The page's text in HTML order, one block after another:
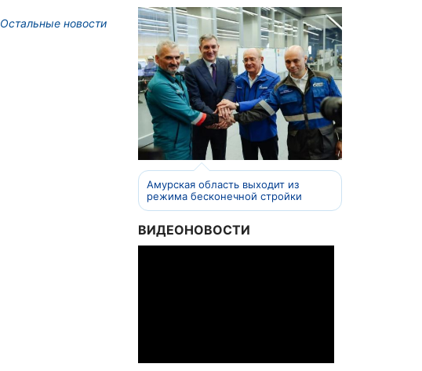
Остальные новости
Амурская область выходит из
режима бесконечной стройки
ВИДЕОНОВОСТИ